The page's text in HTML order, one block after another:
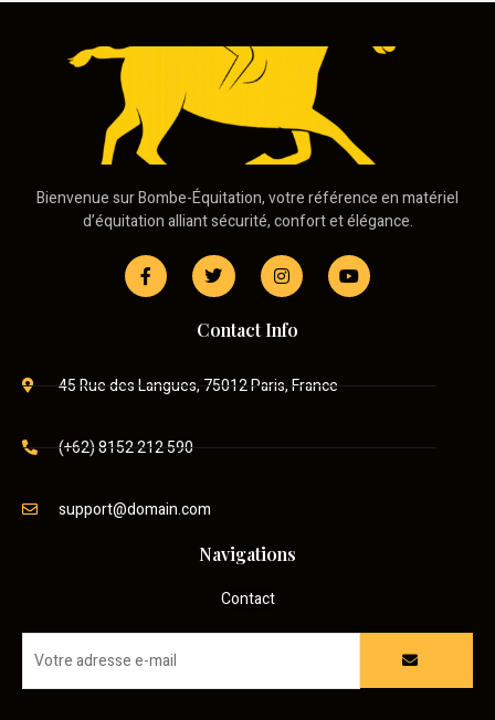
Bienvenue sur Bombe-Équitation, votre référence en matériel
d’équitation alliant sécurité, confort et élégance.
Contact Info
45 Rue des Langues, 75012 Paris, France
(+62) 8152 212 590
support@domain.com
Navigations
Contact